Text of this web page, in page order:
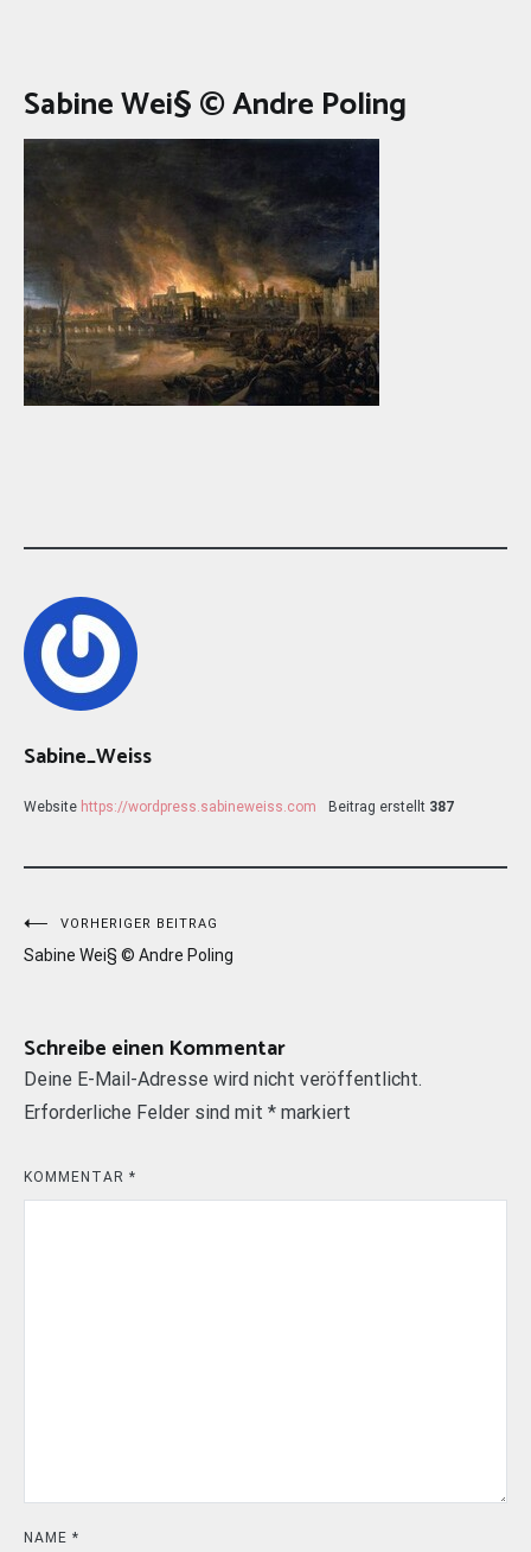
Sabine Wei§ © Andre Poling
Sabine_Weiss
Website https://wordpress.sabineweiss.com Beitrag erstellt 387
Beitragsnavigation
VORHERIGER BEITRAG
Sabine Wei§ © Andre Poling
Schreibe einen Kommentar
Deine E-Mail-Adresse wird nicht veröffentlicht.
Erforderliche Felder sind mit * markiert
KOMMENTAR *
NAME *